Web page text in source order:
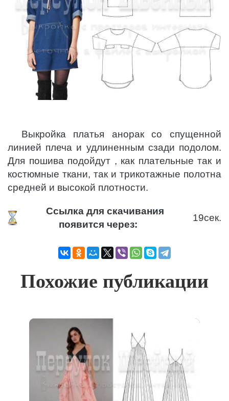
Выкройка платья анорак со спущенной
линией плеча и удлиненным сзади подолом.
Для пошива подойдут , как плательные так и
костюмные ткани, так и трикотажные полотна
средней и высокой плотности.
Ссылка для скачивания
появится через:
19сек.
Похожие публикации